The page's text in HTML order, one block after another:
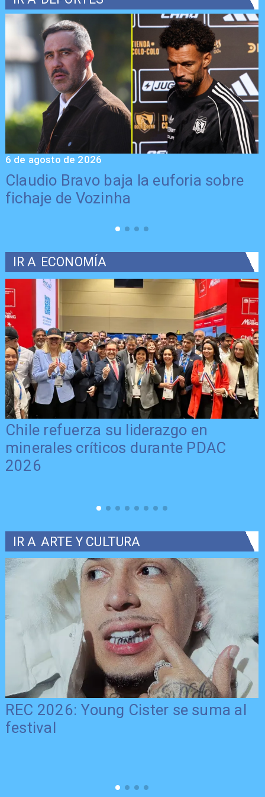
Claudio Bravo baja la euforia sobre
fichaje de Vozinha
6 de agosto de 2026
IR A ECONOMÍA
Chile refuerza su liderazgo en
minerales críticos durante PDAC
2026
IR A ARTE Y CULTURA
REC 2026: Young Cister se suma al
festival